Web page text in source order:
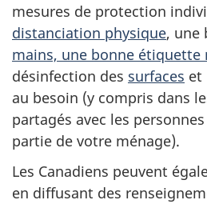
mesures de protection
distanciation physique, une
mains, une bonne étiquette
désinfection des surfaces et
au besoin (y compris dans
partagés avec les
partie de votre ménage).
Les Canadiens peuvent
en diffusant des